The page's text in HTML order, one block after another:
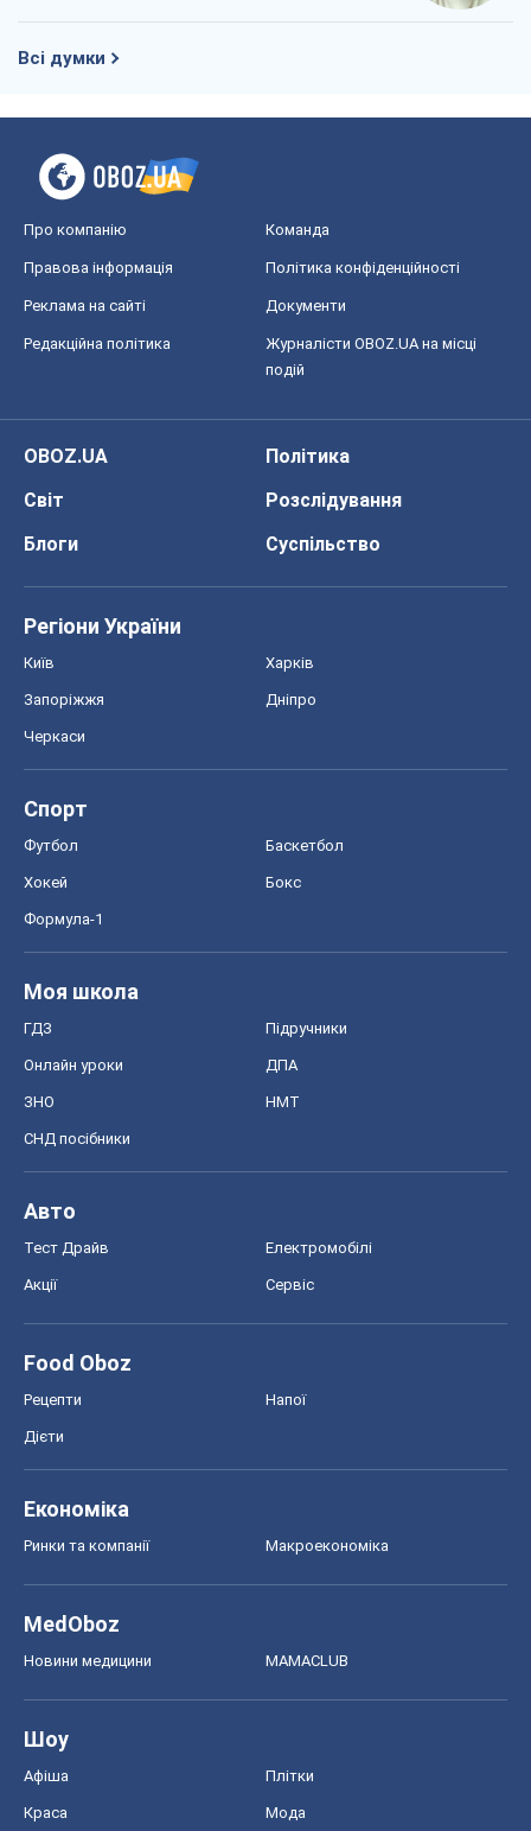
Всі думки
Про компанію Команда
Правова інформація Політика конфіденційності
Реклама на сайті Документи
Редакційна політика
Журналісти OBOZ.UA на місці
подій
OBOZ.UA
Політика
Світ
Розслідування
Блоги
Суспільство
Регіони України
Київ Харків
Запоріжжя Дніпро
Черкаси
Спорт
Футбол Баскетбол
Хокей Бокс
Формула-1
Моя школа
ГДЗ Підручники
Онлайн уроки ДПА
ЗНО НМТ
СНД посібники
Авто
Тест Драйв Електромобілі
Акції Сервіс
Food Oboz
Рецепти Напої
Дієти
Економіка
Ринки та компанії Макроекономіка
MedOboz
Новини медицини MAMACLUB
Шоу
Афіша Плітки
Краса Мода